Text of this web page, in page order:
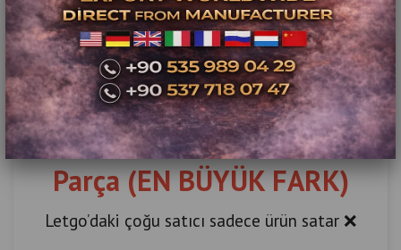
✔️ letgo langırt ankara
✔️ letgo langırt izmir
👉 Şehir dışına gönderim mevcut
🔧 Teknik Servis & Yedek
Parça (EN BÜYÜK FARK)
Letgo’daki çoğu satıcı sadece ürün satar ❌